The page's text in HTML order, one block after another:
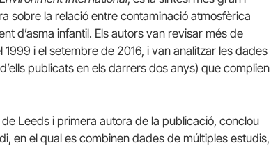
sobre la relació entre contaminació atmosfèrica
d’asma infantil. Els autors van revisar més de
i el setembre de 2016, i van analitzar les dades
publicats en els darrers dos anys) que complien
Leeds i primera autora de la publicació, conclou
en el qual es combinen dades de múltiples estudis,